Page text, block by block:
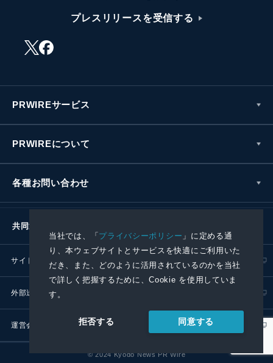
当社では、「プライバシーポリシー 」に定める通
り、本ウェブサイトとサービスを快適にご利用いた
だき、また、どのように活用されているのかを当社
で詳しく把握するために、Cookie を使用していま
す。
拒否する 同意する
プレスリリースを受信する
PRWIREサービス
PRWIREについて
各種お問い合わせ
共同通信社グループ
サイトポリシー プライバシーポリシー
外部送信ポリシー
運営会社
© 2024 Kyodo News PR Wire